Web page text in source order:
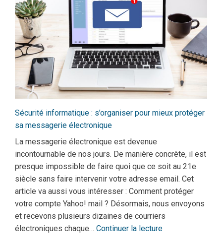
Sécurité informatique : s’organiser pour mieux protéger
sa messagerie électronique
La messagerie électronique est devenue
incontournable de nos jours. De manière concrète, il est
presque impossible de faire quoi que ce soit au 21e
siècle sans faire intervenir votre adresse email. Cet
article va aussi vous intéresser : Comment protéger
votre compte Yahoo! mail ? Désormais, nous envoyons
et recevons plusieurs dizaines de courriers
électroniques chaque… Continuer la lecture